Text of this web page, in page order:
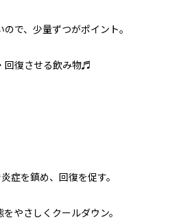
で、少量ずつがポイント。
回復させる飲み物♬
症を鎮め、回復を促す。
やさしくクールダウン。